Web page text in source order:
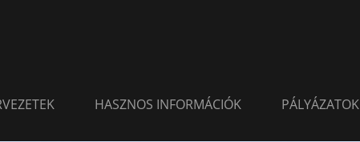
HASZNOS INFORMÁCIÓK PÁLYÁZATOK